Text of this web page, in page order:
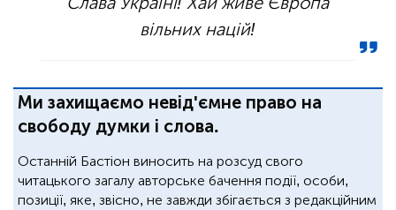
вільних націй!
Ми захищаємо невід'ємне право на
свободу думки і слова.
Останній Бастіон виносить на розсуд свого
читацького загалу авторське бачення події, особи,
позиції, яке, звісно, не завжди збігається з редакційним